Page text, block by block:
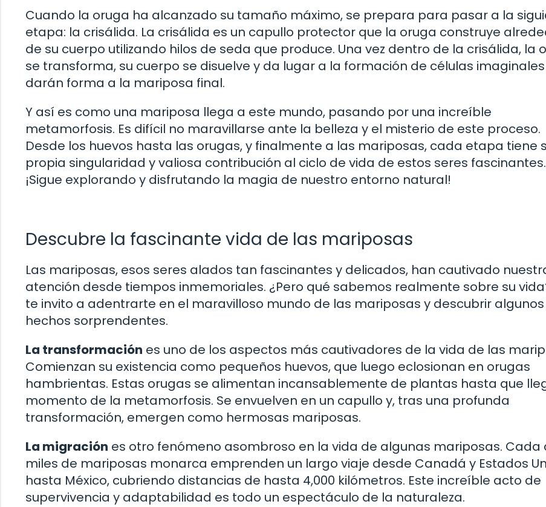
Cuando la oruga ha alcanzado su tamaño máximo, se prepara para pasar a la
etapa: la crisálida. La crisálida es un capullo protector que la oruga construye
de su cuerpo utilizando hilos de seda que produce. Una vez dentro de la crisálida, la
se transforma, su cuerpo se disuelve y da lugar a la formación de células
darán forma a la mariposa final.
Y así es como una mariposa llega a este mundo, pasando por una increíble
metamorfosis. Es difícil no maravillarse ante la belleza y el misterio de este proceso.
Desde los huevos hasta las orugas, y finalmente a las mariposas, cada etapa tiene
propia singularidad y valiosa contribución al ciclo de vida de estos seres fascinantes.
¡Sigue explorando y disfrutando la magia de nuestro entorno natural!
Descubre la fascinante vida de las mariposas
Las mariposas, esos seres alados tan fascinantes y delicados, han cautivado
atención desde tiempos inmemoriales. ¿Pero qué sabemos realmente sobre su
te invito a adentrarte en el maravilloso mundo de las mariposas y descubrir algunos
hechos sorprendentes.
La transformación es uno de los aspectos más cautivadores de la vida de las
Comienzan su existencia como pequeños huevos, que luego eclosionan en orugas
hambrientas. Estas orugas se alimentan incansablemente de plantas hasta que
momento de la metamorfosis. Se envuelven en un capullo y, tras una profunda
transformación, emergen como hermosas mariposas.
La migración es otro fenómeno asombroso en la vida de algunas mariposas. Cada
miles de mariposas monarca emprenden un largo viaje desde Canadá y Estados
hasta México, cubriendo distancias de hasta 4,000 kilómetros. Este increíble acto de
supervivencia y adaptabilidad es todo un espectáculo de la naturaleza.